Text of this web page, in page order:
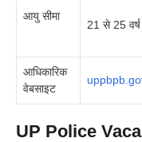
आयु सीमा
21 से 25
आधिकारिक
वेबसाइट
UP Police